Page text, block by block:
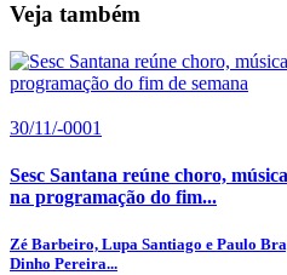
Veja também
30/11/-0001
Sesc Santana reúne choro,
na programação do fim...
Zé Barbeiro, Lupa Santiago e Paulo
Dinho Pereira...